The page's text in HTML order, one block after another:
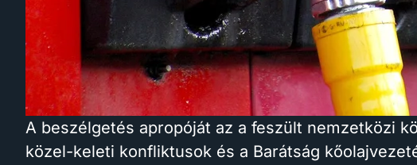
A beszélgetés apropóját az a feszült nemzetközi
közel-keleti konfliktusok és a Barátság